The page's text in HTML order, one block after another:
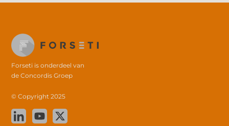
Forseti is onderdeel van
deConcordis Groep
© Copyright 2025